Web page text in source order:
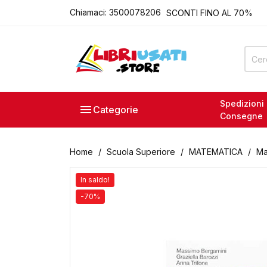
Chiamaci: 3500078206 SCONTI FINO AL 70%
P.IVA 15111121008
ROMA - VIA ACQUA
ACQUISTO E VENDITA
P.IVA 15111121008
 Categorie
Spedizioni
Consegne
Home Scuola Superiore MATEMATICA
In saldo!
-70%